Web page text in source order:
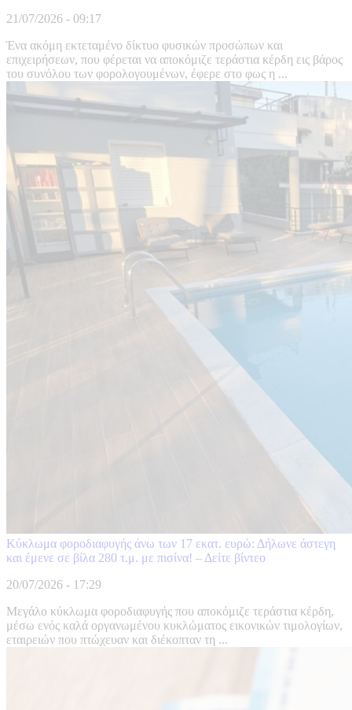
21/07/2026 - 09:17
Ένα ακόμη εκτεταμένο δίκτυο φυσικών προσώπων και
επιχειρήσεων, που φέρεται να αποκόμιζε τεράστια κέρδη εις βάρος
του συνόλου των φορολογουμένων, έφερε στο φως η ...
Κύκλωμα φοροδιαφυγής άνω των 17 εκατ. ευρώ: Δήλωνε άστεγη
και έμενε σε βίλα 280 τ.μ. με πισίνα! – Δείτε βίντεο
20/07/2026 - 17:29
Μεγάλο κύκλωμα φοροδιαφυγής που αποκόμιζε τεράστια κέρδη,
μέσω ενός καλά οργανωμένου κυκλώματος εικονικών τιμολογίων,
εταιρειών που πτώχευαν και διέκοπταν τη ...